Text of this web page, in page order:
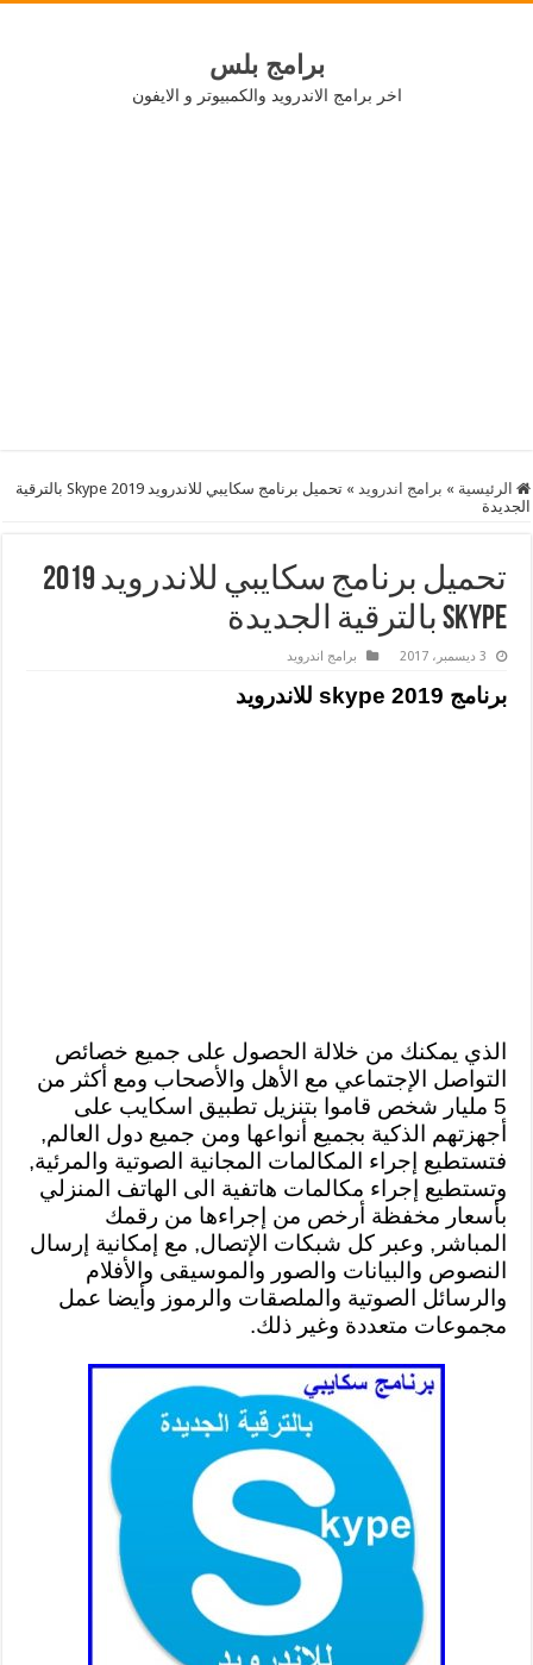
برامج بلس
اخر برامج الاندرويد والكمبيوتر و الايفون
الرئيسية » برامج اندرويد »
تحميل برنامج سكايبي للاندرويد 2019 Skype بالترقية
الجديدة
تحميل برنامج سكايبي للاندرويد 2019
Skype بالترقية الجديدة
3 ديسمبر، 2017 برامج اندرويد
برنامج skype 2019 للاندرويد
الذي يمكنك من خلالة الحصول على جميع خصائص
التواصل الإجتماعي مع الأهل والأصحاب ومع أكثر من
5 مليار شخص قاموا بتنزيل تطبيق اسكايب على
أجهزتهم الذكية بجميع أنواعها ومن جميع دول العالم,
فتستطيع إجراء المكالمات المجانية الصوتية والمرئية,
وتستطيع إجراء مكالمات هاتفية الى الهاتف المنزلي
بأسعار مخفظة أرخص من إجراءها من رقمك
المباشر, وعبر كل شبكات الإتصال, مع إمكانية إرسال
النصوص والبيانات والصور والموسيقى والأفلام
والرسائل الصوتية والملصقات والرموز وأيضا عمل
مجموعات متعددة وغير ذلك.